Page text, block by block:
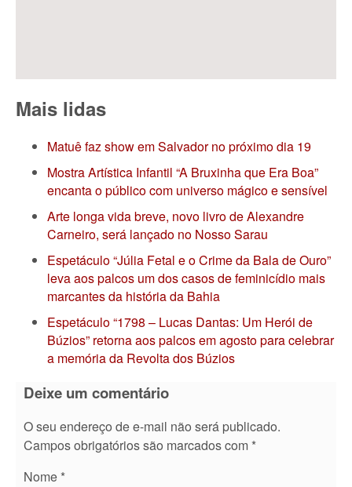
Mais lidas
Matuê faz show em Salvador no próximo dia 19
Mostra Artística Infantil “A Bruxinha que Era Boa”
encanta o público com universo mágico e sensível
Arte longa vida breve, novo livro de Alexandre
Carneiro, será lançado no Nosso Sarau
Espetáculo “Júlia Fetal e o Crime da Bala de Ouro”
leva aos palcos um dos casos de feminicídio mais
marcantes da história da Bahia
Espetáculo “1798 – Lucas Dantas: Um Herói de
Búzios” retorna aos palcos em agosto para celebrar
a memória da Revolta dos Búzios
Deixe um comentário
O seu endereço de e-mail não será publicado.
Campos obrigatórios são marcados com *
Nome *